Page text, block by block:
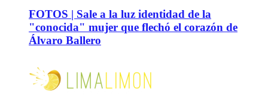
FOTOS | Sale a la luz identidad de la
"conocida" mujer que flechó el corazón de
Álvaro Ballero